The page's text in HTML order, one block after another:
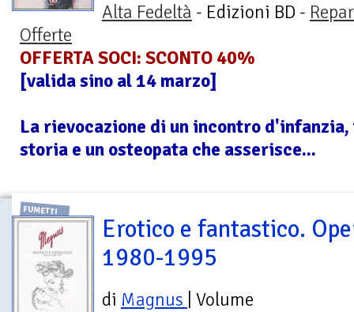
Alta Fedeltà - Edizioni BD -
Offerte
OFFERTA SOCI: SCONTO 40%
[valida sino al 14 marzo]
La rievocazione di un incontro
storia e un osteopata che asserisce...
FUMETTI
Erotico e fantastico.
1980-1995
di Magnus | Volume